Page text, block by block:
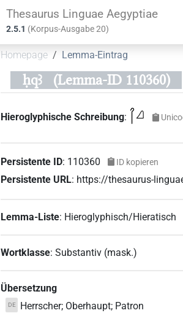
Thesaurus Linguae Aegyptiae
2.5.1 (Korpus-Ausgabe20)
Homepage Lemma-Eintrag
ḥqꜣ (Lemma-ID 110360)
Hieroglyphische Schreibung: 𓋾𓈎
Persistente ID: 110360 ID kopieren
Persistente URL: https://thesaurus-
Lemma-Liste: Hieroglyphisch/Hieratisch
Wortklasse:Substantiv (mask.)
Übersetzung
DE Herrscher; Oberhaupt; Patron